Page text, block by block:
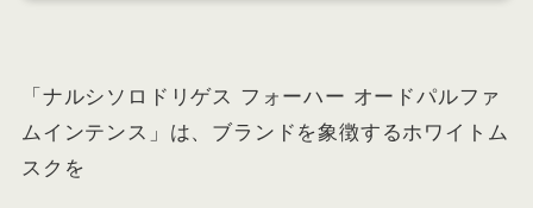
「ナルシソロドリゲス フォーハー オードパルファ
ムインテンス」は、ブランドを象徴するホワイトム
スクを